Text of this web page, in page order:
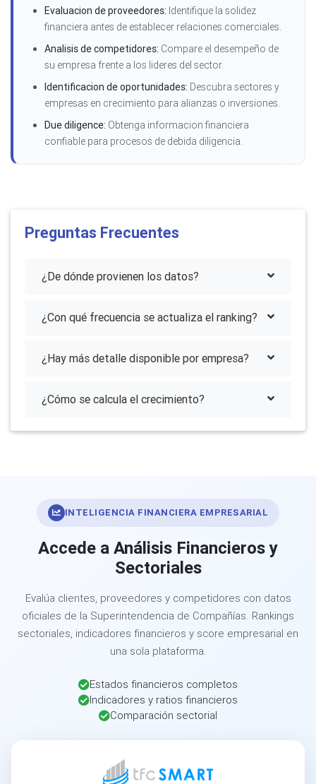
Evaluacion de proveedores: Identifique la solidez
financiera antes de establecer relaciones comerciales.
Analisis de competidores: Compare el desempeño de
su empresa frente a los lideres del sector.
Identificacion de oportunidades: Descubra sectores y
empresas en crecimiento para alianzas o inversiones.
Due diligence: Obtenga informacion financiera
confiable para procesos de debida diligencia.
Preguntas Frecuentes
¿De dónde provienen los datos?
¿Con qué frecuencia se actualiza el ranking?
¿Hay más detalle disponible por empresa?
¿Cómo se calcula el crecimiento?
INTELIGENCIA FINANCIERA EMPRESARIAL
Accede a Análisis Financieros y
Sectoriales
Evalúa clientes, proveedores y competidores con datos
oficiales de la Superintendencia de Compañías. Rankings
sectoriales, indicadores financieros y score empresarial en
una sola plataforma.
Estados financieros completos
Indicadores y ratios financieros
Comparación sectorial